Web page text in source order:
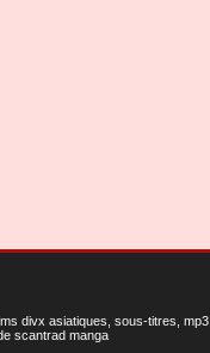
divx asiatiques, sous-titres, mp3
scantrad manga